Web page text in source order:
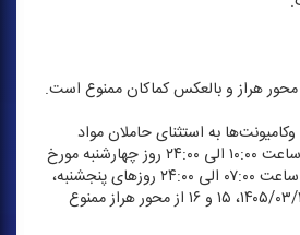
وكامیونت‌ها به استثنای حاملان مواد
سوختی و فاسد شدنی از ساعت ۱۰:۰۰ الی ۲۴:۰۰ روز چهارشنبه مورخ
۱۴۰۵/۰۳/۱۳ و همچنین از ساعت ۰۷:۰۰ الی ۲۴:۰۰ روز‌های پنجشنبه،
جمعه و شنبه مورخ‌های ۱۴۰۵/۰۳/۱۴، ۱۵ و ۱۶ از محور هراز ممنوع